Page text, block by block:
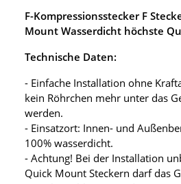
F-Kompressionsstecker F
Mount Wasserdicht höchste
Technische Daten:
- Einfache Installation ohne
kein Röhrchen mehr unter das
werden.
- Einsatzort: Innen- und
100% wasserdicht.
- Achtung! Bei der Installation
Quick Mount Steckern darf das